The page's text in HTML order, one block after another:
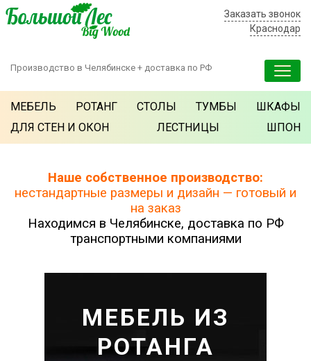
Производство в Челябинске + доставка по РФ
Заказать звонок
Краснодар
МЕБЕЛЬ РОТАНГ СТОЛЫ ТУМБЫ
ШКАФЫ
ДЛЯ СТЕН И ОКОН
ЛЕСТНИЦЫ ШПОН
Наше собственное производство:
нестандартные размеры и дизайн — готовый и
на заказ
Находимся в Челябинске, доставка по РФ
транспортными компаниями
МЕБЕЛЬ ИЗ
РОТАНГА